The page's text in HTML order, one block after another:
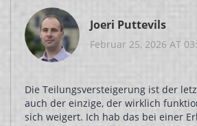
Joeri Puttevils
Februar 25, 2026 AT
Die Teilungsversteigerung ist der
auch der einzige, der wirklich
sich weigert. Ich hab das bei einer